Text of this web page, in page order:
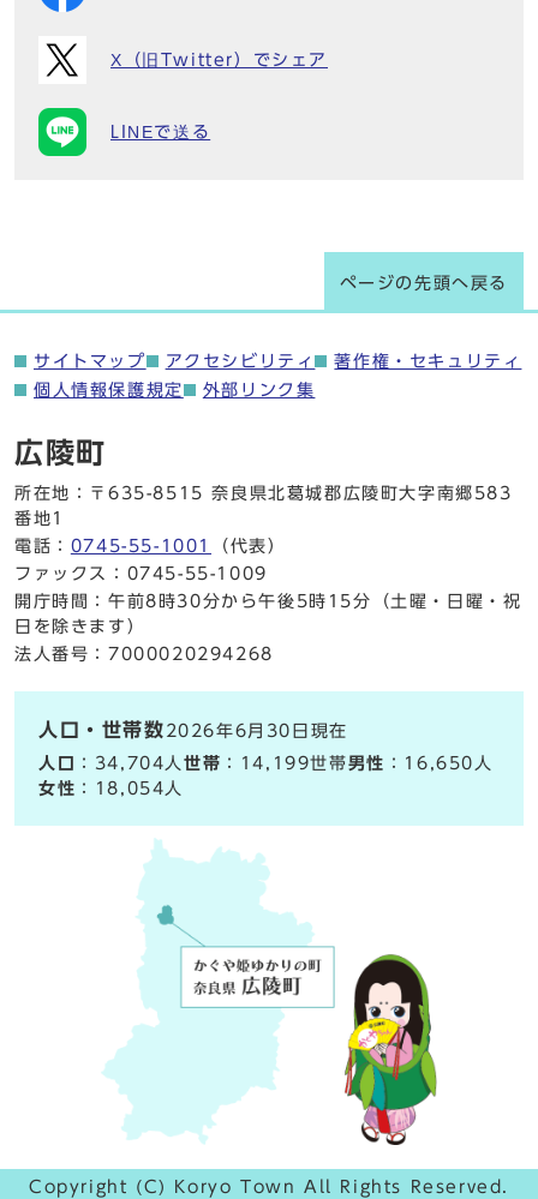
X（旧Twitter）でシェア
LINEで送る
ページの先頭へ戻る
サイトマップ アクセシビリティ
著作権・セキュリティ
個人情報保護規定
外部リンク集
広陵町
所在地：〒635-8515 奈良県北葛城郡広陵町大字南郷583
番地1
電話： 0745-55-1001
（代表）
ファックス：0745-55-1009
開庁時間：午前8時30分から午後5時15分（土曜・日曜・祝
日を除きます）
法人番号：7000020294268
人口・世帯数 2026年6月30日現在
人口
：34,704人世帯 ：14,199世帯男性 ：16,650人
女性 ：18,054人
Copyright (C) Koryo Town All Rights Reserved.